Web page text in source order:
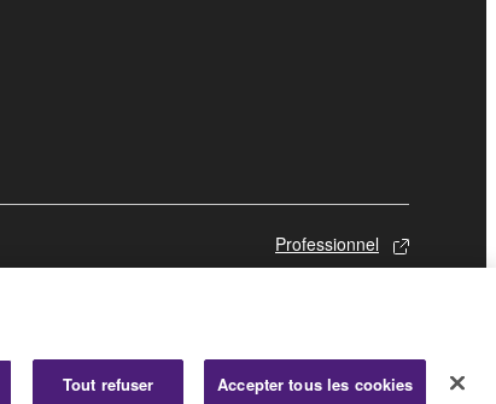
Professionnel
Tout refuser Accepter tous les cookies